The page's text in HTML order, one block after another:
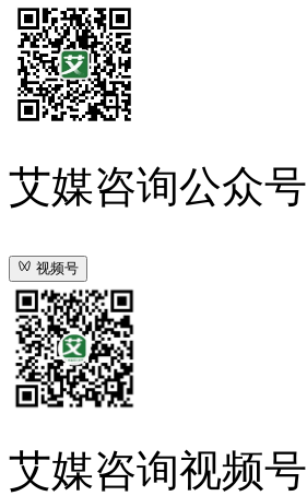
艾媒咨询公众号
视频号
艾媒咨询视频号